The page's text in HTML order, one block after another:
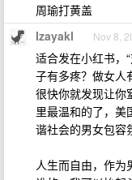
周瑜打黄盖
IzayakI Nov 8,
适合发在小红书，
子有多疼？做女人
很快你就发现让你
里最温和的了，美
谐社会的男女包容
人生而自由，作为